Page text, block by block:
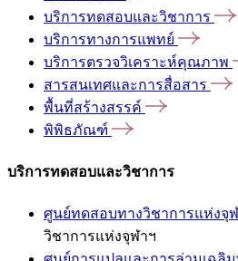
บริการทดสอบและวิชาการ
บริการทางการแพทย์
บริการตรวจวิเคราะห์คุณภาพ
สารสนเทศและการสื่อสาร
พื้นที่สร้างสรรค์
พิพิธภัณฑ์
บริการทดสอบและวิชาการ
ศูนย์ทดสอบทางวิชาการแห่งจุ
วิชาการแห่งจุฬาฯ